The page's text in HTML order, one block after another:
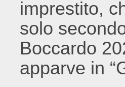
imprestito,
solo
Boccardo
apparve in